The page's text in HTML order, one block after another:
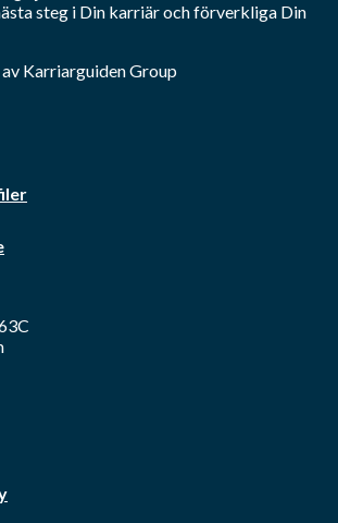
steg i Din karriär och förverkliga Din
av Karriarguiden Group